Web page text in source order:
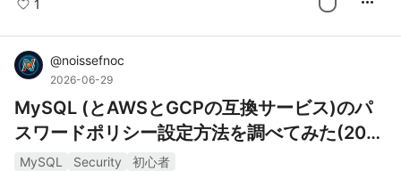
1
@noissefnoc
2026-06-29
MySQL (とAWSとGCPの互換サービス)のパ
スワードポリシー設定方法を調べてみた(202
6年度版)
MySQL Security 初心者